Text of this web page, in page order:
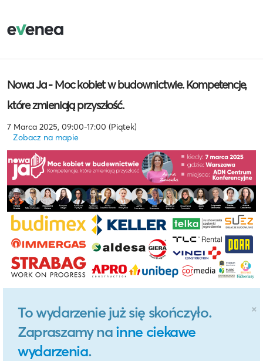
Nowa Ja - Moc kobiet w budownictwie. Kompetencje,
które zmieniają przyszłość.
7 Marca 2025, 09:00-17:00 (Piątek)
Zobacz na mapie
×
To wydarzenie już się skończyło.
Zapraszamy na inne ciekawe
wydarzenia.